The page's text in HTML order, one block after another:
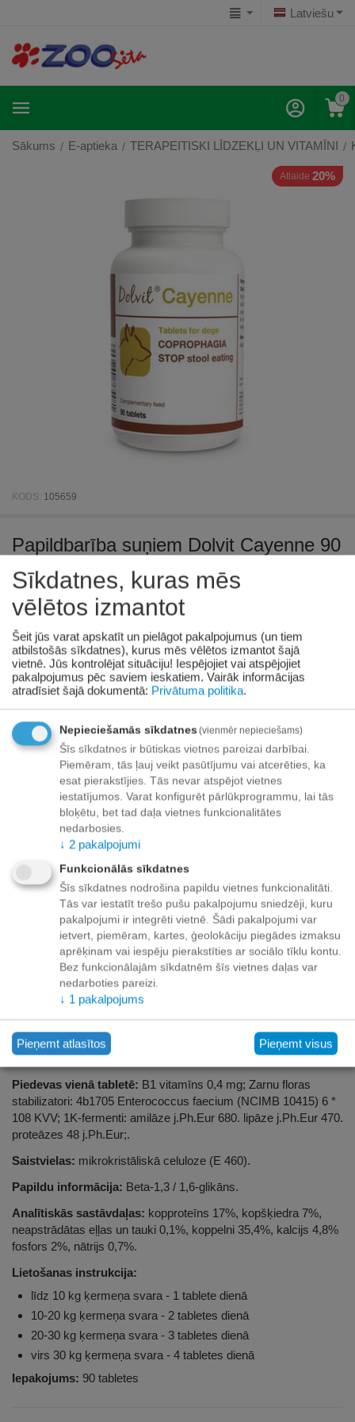
Latviešu
0
Sākums / E-aptieka / TERAPEITISKI LĪDZEKĻI UN VITAMĪNI /
Atlaide 20%
KODS: 105659
Papildbarība suņiem Dolvit Cayenne 90
tab - tabletes pret fekāliju ēšanu
Nav noliktavā
€1100 € 13 75
Jūsu ietaupījums: €2.75
Prece pieejama: 06/08/2026
Pievienot vēlmju sarakstam Uzdot jautājumu
Payment options
Apraksts
Dolvit Cayenne tabletes suņiem pret fekāliju ēšanu 90 tab .
Papildbarība suņiem. Dolvit Cayenne neļauj suņiem ēst
fekālijus. Kopropāģija.
Satur rūpīgi atlasītas sastāvdaļas:vitamīni, minerālvielas,
gremošanas enzīmi, probiotikus un augu vielas, kuru trūkums
var izraisīt fekāliju ēšanu. Regulāra Dolvit Cayenne lietošana
palīdzēs novērst šo problēmu.
Sastāvs:Žāvēts alus raugs, Yucca Shidigera ekstrakts, kalcija
fosfāts, augu produkti (pipari, pētersīļi), linu sēklas, magnija
stearāts.
Piedevas vienā tabletē: B1 vitamīns 0,4 mg; Zarnu floras
stabilizatori: 4b1705 Enterococcus faecium (NCIMB 10415) 6 *
108 KVV; 1K-fermenti: amilāze j.Ph.Eur 680. lipāze j.Ph.Eur 470.
proteāzes 48 j.Ph.Eur;.
Saistvielas: mikrokristāliskā celuloze (E 460).
Papildu informācija: Beta-1,3 / 1,6-glikāns.
Analītiskās sastāvdaļas: kopproteīns 17%, kopšķiedra 7%,
neapstrādātas eļļas un tauki 0,1%, koppelni 35,4%, kalcijs 4,8%
fosfors 2%, nātrijs 0,7%.
Lietošanas instrukcija:
līdz 10 kg ķermeņa svara - 1 tablete dienā
10-20 kg ķermeņa svara - 2 tabletes dienā
20-30 kg ķermeņa svara - 3 tabletes dienā
virs 30 kg ķermeņa svara - 4 tabletes dienā
Iepakojums: 90 tabletes
Sīkdatnes, kuras mēs
vēlētos izmantot
Šeit jūs varat apskatīt un pielāgot pakalpojumus (un tiem
atbilstošās sīkdatnes), kurus mēs vēlētos izmantot šajā
vietnē. Jūs kontrolējat situāciju! Iespējojiet vai atspējojiet
pakalpojumus pēc saviem ieskatiem. Vairāk informācijas
atradīsiet šajā dokumentā: Privātuma politika.
Nepieciešamās sīkdatnes (vienmēr nepieciešams)
Šīs sīkdatnes ir būtiskas vietnes pareizai darbībai.
Piemēram, tās ļauj veikt pasūtījumu vai atcerēties, ka
esat pierakstījies. Tās nevar atspējot vietnes
iestatījumos. Varat konfigurēt pārlūkprogrammu, lai tās
bloķētu, bet tad daļa vietnes funkcionalitātes
nedarbosies.
↓ 2 pakalpojumi
Funkcionālās sīkdatnes
Šīs sīkdatnes nodrošina papildu vietnes funkcionalitāti.
Tās var iestatīt trešo pušu pakalpojumu sniedzēji, kuru
pakalpojumi ir integrēti vietnē. Šādi pakalpojumi var
ietvert, piemēram, kartes, ģeolokāciju piegādes izmaksu
aprēķinam vai iespēju pierakstīties ar sociālo tīklu kontu.
Bez funkcionālajām sīkdatnēm šīs vietnes daļas var
nedarboties pareizi.
↓ 1 pakalpojums
Pieņemt atlasītos Pieņemt visus